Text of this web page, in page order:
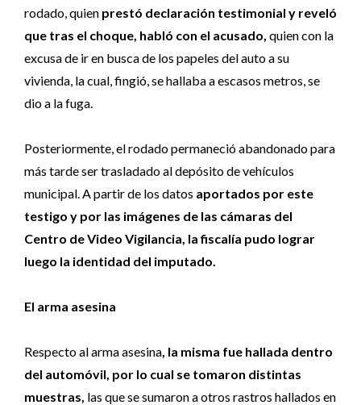
rodado, quien prestó declaración testimonial y reveló
que tras el choque, habló con el acusado, quien con la
excusa de ir en busca de los papeles del auto a su
vivienda, la cual, fingió, se hallaba a escasos metros, se
dio a la fuga.
Posteriormente, el rodado permaneció abandonado para
más tarde ser trasladado al depósito de vehículos
municipal. A partir de los datos aportados por este
testigo y por las imágenes de las cámaras del
Centro de Video Vigilancia, la fiscalía pudo lograr
luego la identidad del imputado.
El arma asesina
Respecto al arma asesina, la misma fue hallada dentro
del automóvil, por lo cual se tomaron distintas
muestras, las que se sumaron a otros rastros hallados en